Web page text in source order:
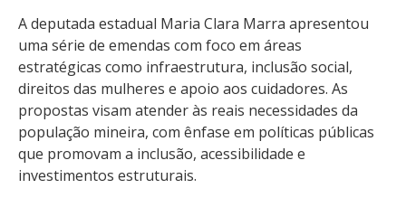
A deputada estadual Maria Clara Marra apresentou
uma série de emendas com foco em áreas
estratégicas como infraestrutura, inclusão social,
direitos das mulheres e apoio aos cuidadores. As
propostas visam atender às reais necessidades da
população mineira, com ênfase em políticas públicas
que promovam a inclusão, acessibilidade e
investimentos estruturais.